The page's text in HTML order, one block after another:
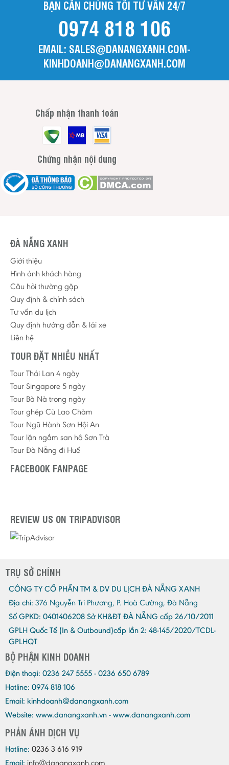
BẠN CẦN CHÚNG TÔI TƯ VẤN 24/7
0974 818 106
EMAIL: SALES@DANANGXANH.COM-
KINHDOANH@DANANGXANH.COM
Chấp nhận thanh toán
Chứng nhận nội dung
ĐÀ NẴNG XANH
Giới thiệu
Hình ảnh khách hàng
Câu hỏi thường gặp
Quy định & chính sách
Tư vấn du lịch
Quy định hướng dẫn & lái xe
Liên hệ
TOUR ĐẶT NHIỀU NHẤT
Tour Thái Lan 4 ngày
Tour Singapore 5 ngày
Tour Bà Nà trong ngày
Tour ghép Cù Lao Chàm
Tour Ngũ Hành Sơn Hội An
Tour lặn ngắm san hô Sơn Trà
Tour Đà Nẵng đi Huế
FACEBOOK FANPAGE
REVIEW US ON TRIPADVISOR
TRỤ SỞ CHÍNH
CÔNG TY CỔ PHẦN TM & DV DU LỊCH ĐÀ NẴNG XANH
Địa chỉ: 376 Nguyễn Tri Phương, P. Hoà Cường, Đà Nẵng
Số GPKD: 0401406208 Sở KH&ĐT ĐÀ NẴNG cấp 26/10/2011
GPLH Quốc Tế (In & Outbound)cấp lần 2: 48-145/2020/TCDL-
GPLHQT
BỘ PHẬN KINH DOANH
Điện thoại: 0236 247 5555 - 0236 650 6789
Hotline: 0974 818 106
Email: kinhdoanh@danangxanh.com
Website: www.danangxanh.vn - www.danangxanh.com
PHẢN ÁNH DỊCH VỤ
Hotline: 0236 3 616 919
Email: info@danangxanh.com